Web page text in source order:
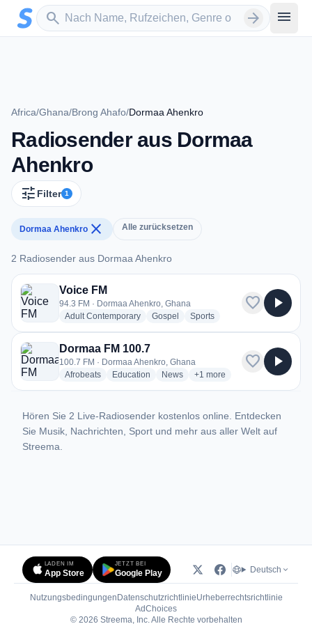
Zum Hauptinhalt springen
search
Sender suchen arrow_forward menu
Africa/Ghana/Brong Ahafo/Dormaa Ahenkro
Radiosender aus Dormaa
Ahenkro
tune Filter 1
Dormaa Ahenkro close Alle zurücksetzen
2 Radiosender aus Dormaa Ahenkro
2 Radiosender aus Dormaa Ahenkro
Voice FM
94.3 FM · Dormaa Ahenkro, Ghana
Adult Contemporaryradio stations
Gospel radio stations
Sportsradio stations
favorite play_arrow
Dormaa FM 100.7
100.7 FM · Dormaa Ahenkro, Ghana
Afrobeatsradio stations
Education radio stations
Newsradio stations
+1 more genres for Dormaa
more
favorite play_arrow
Hören Sie 2 Live-Radiosender kostenlos online. Entdecken
Sie Musik, Nachrichten, Sport und mehr aus aller Welt auf
Streema.
LADEN IM
App Store
JETZT BEI
Google Play Deutsch
Nutzungsbedingungen DatenschutzrichtlinieUrheberrechtsrichtlinie
AdChoices(öffnet in neuem Tab)
© 2026 Streema, Inc. Alle Rechte vorbehalten